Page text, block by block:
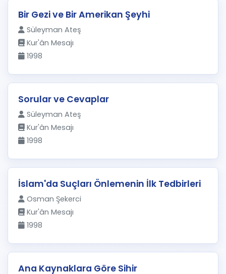
Bir Gezi ve Bir Amerikan Şeyhi
Süleyman Ateş
Kur'ân Mesajı
1998
Sorular ve Cevaplar
Süleyman Ateş
Kur'ân Mesajı
1998
İslam'da Suçları Önlemenin İlk Tedbirleri
Osman Şekerci
Kur'ân Mesajı
1998
Ana Kaynaklara Göre Sihir